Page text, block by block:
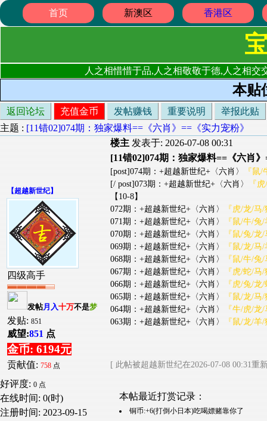
首页 新澳区 香港区
人之相惜惜于品,人之相敬敬于德,人之相
本贴
返回论坛 充值金币 发帖赚钱 重要说明
举报此贴
主题 : [11错02]074期：独家爆料==《六肖》==《实力宠粉》
【超越新世纪】
四级高手
发帖月入十万不是梦
发贴: 851
威望:851 点
金币: 6194元
贡献值: 758 点
好评度: 0 点
在线时间: 0(时)
注册时间: 2023-09-15
楼主 发表于: 2026-07-08 00:31
[11错02]074期：独家爆料==《六肖
[post]074期：+超越新世纪+〈六肖〉
『鼠
[/ post]073期：+超越新世纪+〈六肖〉
『
【10-8】
072期：+超越新世纪+〈六肖〉
『虎/龙/马
071期：+超越新世纪+〈六肖〉
『鼠/牛/兔
070期：+超越新世纪+〈六肖〉
『鼠/兔/龙
069期：+超越新世纪+〈六肖〉
『鼠/龙/马
068期：+超越新世纪+〈六肖〉
『鼠/牛/兔
067期：+超越新世纪+〈六肖〉
『虎/蛇/马
066期：+超越新世纪+〈六肖〉
『虎/兔/龙
065期：+超越新世纪+〈六肖〉
『鼠/龙/马
064期：+超越新世纪+〈六肖〉
『牛/虎/龙
063期：+超越新世纪+〈六肖〉
『鼠/龙/羊
[ 此帖被超越新世纪在2026-07-08 00:31重
本帖最近打赏记录：
铜币:+6(打倒小日本)吃喝嫖赌靠你了